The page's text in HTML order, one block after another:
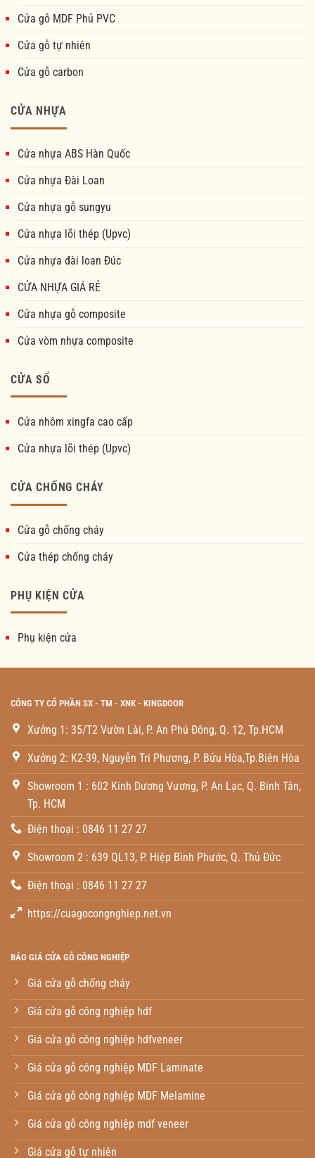
Cửa gỗ MDF Phủ PVC
Cửa gỗ tự nhiên
Cửa gỗ carbon
CỬA NHỰA
Cửa nhựa ABS Hàn Quốc
Cửa nhựa Đài Loan
Cửa nhựa gỗ sungyu
Cửa nhựa lõi thép (Upvc)
Cửa nhựa đài loan Đúc
CỬA NHỰA GIÁ RẺ
Cửa nhựa gỗ composite
Cửa vòm nhựa composite
CỬA SỔ
Cửa nhôm xingfa cao cấp
Cửa nhựa lõi thép (Upvc)
CỬA CHỐNG CHÁY
Cửa gỗ chống cháy
Cửa thép chống cháy
PHỤ KIỆN CỬA
Phụ kiện cửa
CÔNG TY CỔ PHẦN SX - TM - XNK - KINGDOOR
Xưởng 1: 35/T2 Vườn Lài, P. An Phú Đông, Q. 12, Tp.HCM
Xưởng 2: K2-39, Nguyễn Tri Phương, P. Bửu Hòa,Tp.Biên Hòa
Showroom 1 : 602 Kinh Dương Vương, P. An Lạc, Q. Binh Tân,
Tp. HCM
Điện thoại : 0846 11 27 27
Showroom 2 : 639 QL13, P. Hiệp Bình Phước, Q. Thủ Đức
Điện thoại : 0846 11 27 27
https://cuagocongnghiep.net.vn
BÁO GIÁ CỬA GỖ CÔNG NGHIỆP
Giá cửa gỗ chống cháy
Giá cửa gỗ công nghiệp hdf
Giá cửa gỗ công nghiệp hdfveneer
Giá cửa gỗ công nghiệp MDF Laminate
Giá cửa gỗ công nghiệp MDF Melamine
Giá cửa gỗ công nghiệp mdf veneer
Giá cửa gỗ tự nhiên